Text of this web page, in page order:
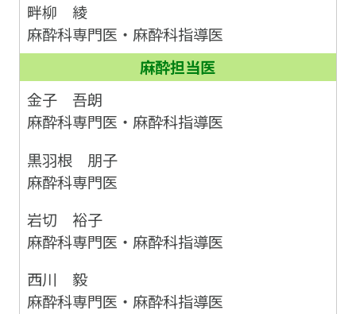
畔柳 綾
麻酔科専門医・麻酔科指導医
麻酔担当医
金子 吾朗
麻酔科専門医・麻酔科指導医
黒羽根 朋子
麻酔科専門医
岩切 裕子
麻酔科専門医・麻酔科指導医
西川 毅
麻酔科専門医・麻酔科指導医